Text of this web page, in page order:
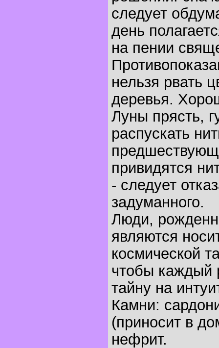
следует
день
на пении
нельзя рвать
деревья.
Луны прясть,
распускать
привидятся
- следует
задуманного.
Люди,
являются
космической
чтобы каждый
тайну на
Камни:
(приносит в
нефрит.